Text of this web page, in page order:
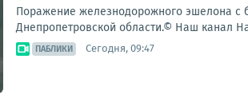
Поражение железнодорожного эшелона с
Днепропетровской области.© Наш канал
ПАБЛИКИ Сегодня, 09:47